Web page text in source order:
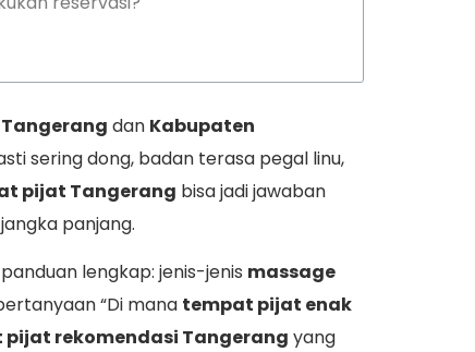
dan Kabupaten
sering dong, badan terasa pegal linu,
pijat Tangerang bisa jadi jawaban
panjang.
lengkap: jenis-jenis massage
“Di mana tempat pijat enak
rekomendasi Tangerang yang